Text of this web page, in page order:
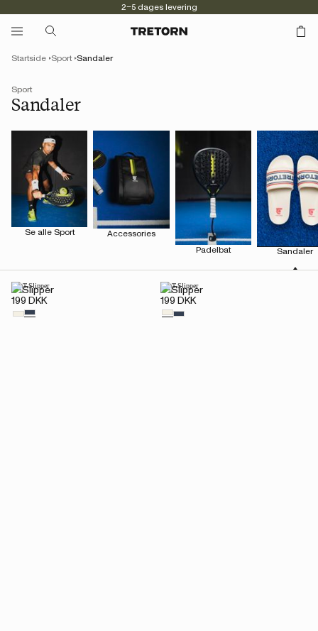
2–5 dages levering
Sport
Sandaler
Startside Sport Sandaler
Se alle Sport
Accessories
Padelbat
Sandaler
T-Slipper
199 DKK
T-Slipper
199 DKK